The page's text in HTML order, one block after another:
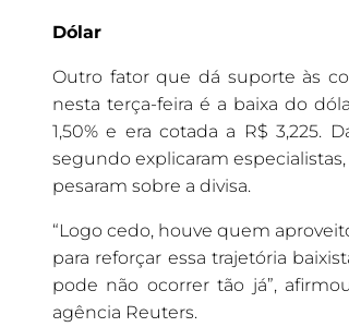
Dólar
Outro fator que dá suporte às
nesta terça-feira é a baixa do
1,50% e era cotada a R$ 3,225.
segundo explicaram
pesaram sobre a divisa.
“Logo cedo, houve quem
para reforçar essa trajetória
pode não ocorrer tão já”,
agência Reuters.